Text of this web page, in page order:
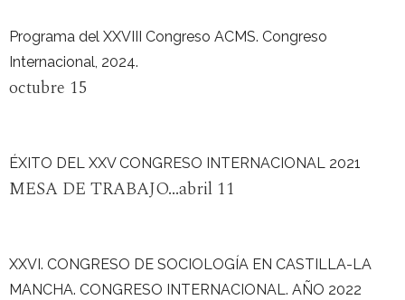
Programa del XXVIII Congreso ACMS. Congreso
Internacional, 2024.
octubre 15
ÉXITO DEL XXV CONGRESO INTERNACIONAL 2021
MESA DE TRABAJO...abril 11
XXVI. CONGRESO DE SOCIOLOGÍA EN CASTILLA-LA
MANCHA. CONGRESO INTERNACIONAL. AÑO 2022